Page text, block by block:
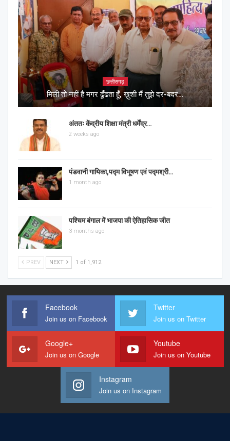
छत्तीसगढ़
मिली तो नहीं है मगर ढूँढता हूँ, ख़ुशी मैं तुझे दर-बदर…
अंततः केंद्रीय शिक्षा मंत्री धर्मेंद्र…
2 weeks ago
पंडवानी गायिका,पद्म विभूषण एवं पद्मश्री…
1 month ago
पश्चिम बंगाल में भाजपा की ऐतिहासिक जीत
3 months ago
PREV NEXT 1 of 1,912
Facebook
Join us on Facebook
Twitter
Join us on Twitter
Google+
Join us on Google
Youtube
Join us on Youtube
Instagram
Join us on Instagram